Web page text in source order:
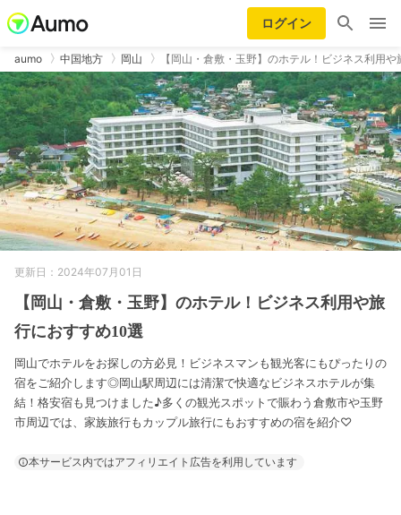
ログイン
aumo 中国地方 岡山 【岡山・倉敷・玉野】のホテル！ビジネス利用
更新日：2024年07月01日
【岡山・倉敷・玉野】のホテル！ビジネス利用や旅
行におすすめ10選
岡山でホテルをお探しの方必見！ビジネスマンも観光客にもぴったりの
宿をご紹介します◎岡山駅周辺には清潔で快適なビジネスホテルが集
結！格安宿も見つけました♪多くの観光スポットで賑わう倉敷市や玉野
市周辺では、家族旅行もカップル旅行にもおすすめの宿を紹介♡
本サービス内ではアフィリエイト広告を利用しています